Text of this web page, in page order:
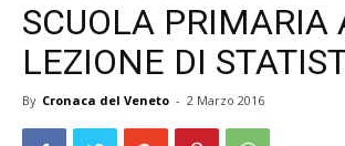
SCUOLA PRIMARIA
LEZIONE DI
By Cronaca del Veneto - 2 Marzo 2016